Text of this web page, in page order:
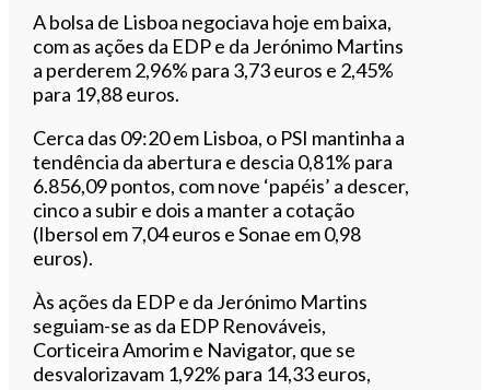
Ouvir este artigo
A bolsa de Lisboa negociava hoje em baixa,
com as ações da EDP e da Jerónimo Martins
a perderem 2,96% para 3,73 euros e 2,45%
para 19,88 euros.
Cerca das 09:20 em Lisboa, o PSI mantinha a
tendência da abertura e descia 0,81% para
6.856,09 pontos, com nove ‘papéis’ a descer,
cinco a subir e dois a manter a cotação
(Ibersol em 7,04 euros e Sonae em 0,98
euros).
Às ações da EDP e da Jerónimo Martins
seguiam-se as da EDP Renováveis,
Corticeira Amorim e Navigator, que se
desvalorizavam 1,92% para 14,33 euros,